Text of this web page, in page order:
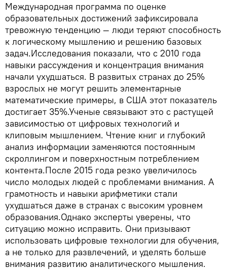
Международная программа по оценке
образовательных достижений зафиксировала
тревожную тенденцию — люди теряют способность
к логическому мышлению и решению базовых
задач.Исследования показали, что с 2010 года
навыки рассуждения и концентрация внимания
начали ухудшаться. В развитых странах до 25%
взрослых не могут решить элементарные
математические примеры, в США этот показатель
достигает 35%.Ученые связывают это с растущей
зависимостью от цифровых технологий и
клиповым мышлением. Чтение книг и глубокий
анализ информации заменяются постоянным
скроллингом и поверхностным потреблением
контента.После 2015 года резко увеличилось
число молодых людей с проблемами внимания. А
грамотность и навыки арифметики стали
ухудшаться даже в странах с высоким уровнем
образования.Однако эксперты уверены, что
ситуацию можно исправить. Они призывают
использовать цифровые технологии для обучения,
а не только для развлечений, и уделять больше
внимания развитию аналитического мышления.